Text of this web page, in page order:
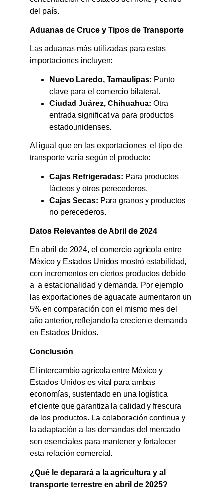
del país.​
Aduanas de Cruce y Tipos de Transporte
Las aduanas más utilizadas para estas
importaciones incluyen:​
Nuevo Laredo, Tamaulipas: Punto
clave para el comercio bilateral.​
Ciudad Juárez, Chihuahua: Otra
entrada significativa para productos
estadounidenses.​
Al igual que en las exportaciones, el tipo de
transporte varía según el producto:​
Cajas Refrigeradas: Para productos
lácteos y otros perecederos.​
Cajas Secas: Para granos y productos
no perecederos.​
Datos Relevantes de Abril de 2024
En abril de 2024, el comercio agrícola entre
México y Estados Unidos mostró estabilidad,
con incrementos en ciertos productos debido
a la estacionalidad y demanda. Por ejemplo,
las exportaciones de aguacate aumentaron un
5% en comparación con el mismo mes del
año anterior, reflejando la creciente demanda
en Estados Unidos.​
Conclusión
El intercambio agrícola entre México y
Estados Unidos es vital para ambas
economías, sustentado en una logística
eficiente que garantiza la calidad y frescura
de los productos. La colaboración continua y
la adaptación a las demandas del mercado
son esenciales para mantener y fortalecer
esta relación comercial.
¿Qué le deparará a la agricultura y al
transporte terrestre en abril de 2025?​